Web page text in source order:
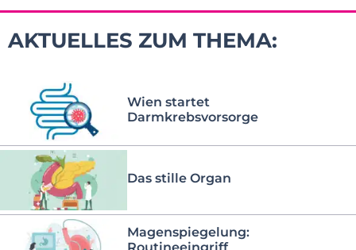
AKTUELLES ZUM THEMA:
Wien startet
Darmkrebsvorsorge
Das stille Organ
Magenspiegelung: